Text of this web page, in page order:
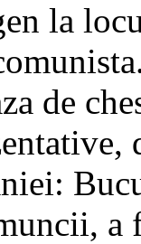
la
de
a